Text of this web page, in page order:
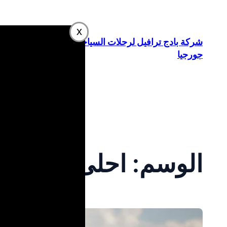
x
المحتوىشركة بادج ترافيل لرحلات السياحة في
جورجيا
الوسم: احلى دول في